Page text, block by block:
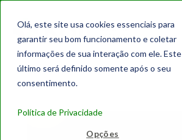
Olá, este site usa cookies essenciais para
garantir seu bom funcionamento e coletar
informações de sua interação com ele. Este
último será definido somente após o seu
consentimento.
Política de Privacidade
Opções